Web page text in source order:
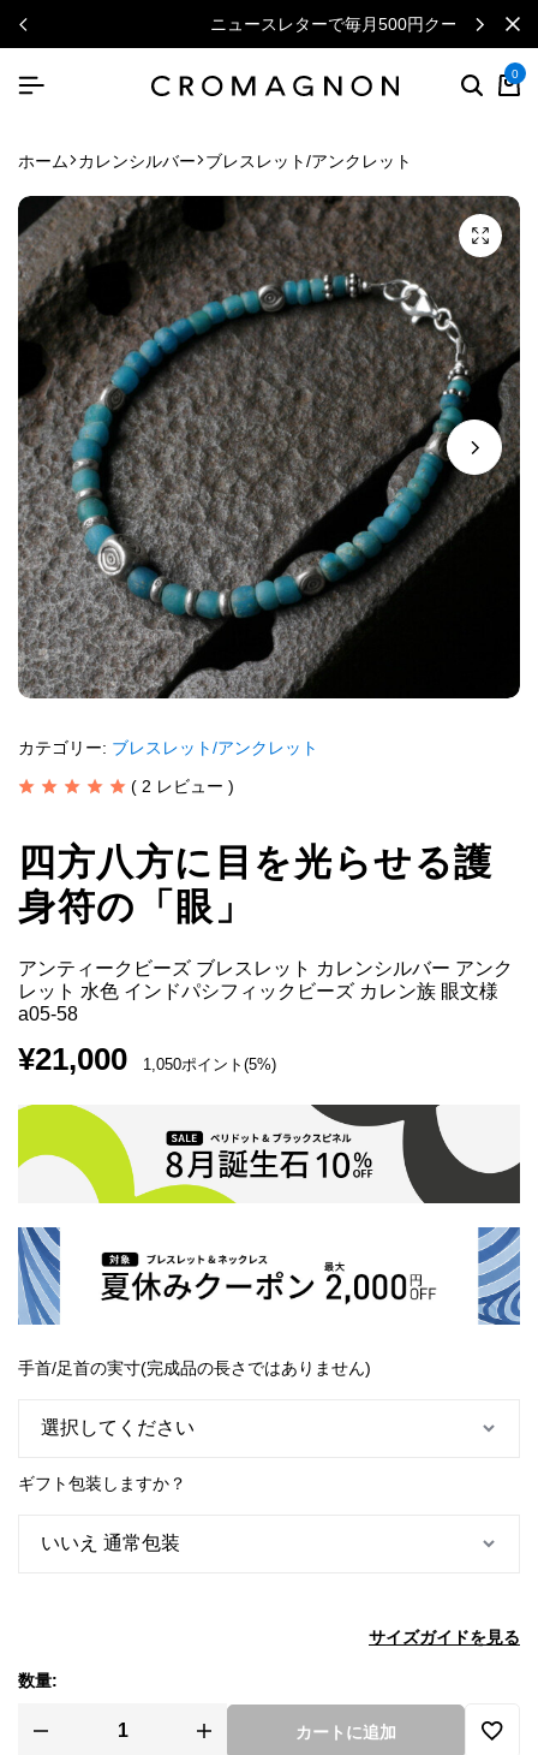
ニュースレターで毎月500円クーポン
0
ホーム カレンシルバー ブレスレット/アンクレット
カテゴリー: ブレスレット/アンクレット
( 2 レビュー )
四方八方に目を光らせる護
身符の「眼」
アンティークビーズ ブレスレット カレンシルバー アンク
レット 水色 インドパシフィックビーズ カレン族 眼文様
a05-58
¥21,000 1,050ポイント(5%)
手首/足首の実寸(完成品の長さではありません)
ギフト包装しますか？
サイズガイドを見る
数量:
カートに追加